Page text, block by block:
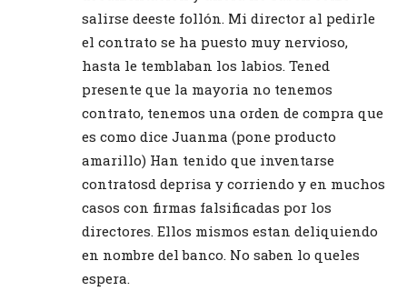
salirse deeste follón. Mi director al pedirle
el contrato se ha puesto muy nervioso,
hasta le temblaban los labios. Tened
presente que la mayoria no tenemos
contrato, tenemos una orden de compra que
es como dice Juanma (pone producto
amarillo) Han tenido que inventarse
contratosd deprisa y corriendo y en muchos
casos con firmas falsificadas por los
directores. Ellos mismos estan deliquiendo
en nombre del banco. No saben lo queles
espera.